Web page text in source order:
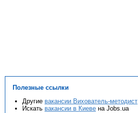
Полезные ссылки
Другие вакансии Вихователь-методист
Искать вакансии в Киеве на Jobs.ua